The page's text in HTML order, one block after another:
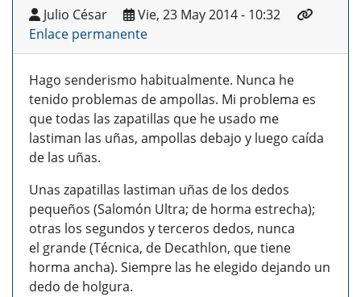
Julio César
Vie, 23 May 2014 - 10:32
Enlace permanente
Hago senderismo habitualmente. Nunca he
tenido problemas de ampollas. Mi problema es
que todas las zapatillas que he usado me
lastiman las uñas, ampollas debajo y luego caída
de las uñas.
Unas zapatillas lastiman uñas de los dedos
pequeños (Salomón Ultra; de horma estrecha);
otras los segundos y terceros dedos, nunca
el grande (Técnica, de Decathlon, que tiene
horma ancha). Siempre las he elegido dejando un
dedo de holgura.